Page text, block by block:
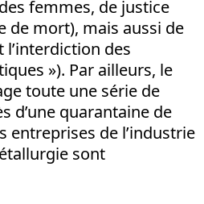
femmes, de justice
de mort), mais aussi de
des
»). Par ailleurs, le
toute une série de
d’une quarantaine de
entreprises de l’industrie
sont